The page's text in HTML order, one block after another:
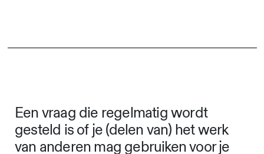
Een vraag die regelmatig wordt
gesteld is of je (delen van) het werk
van anderen mag gebruiken voor je